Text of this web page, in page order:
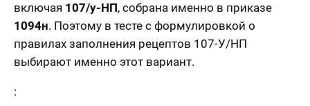
включая 107/у-НП, собрана именно в приказе
1094н. Поэтому в тесте с формулировкой о
правилах заполнения рецептов 107-У/НП
выбирают именно этот вариант.
: